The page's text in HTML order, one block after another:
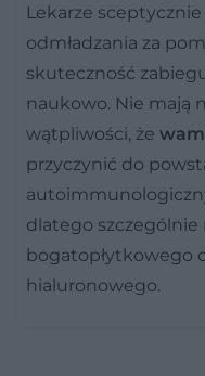
Lekarze
odmładzania za
skuteczność
naukowo. Nie mają
wątpliwości, że
przyczynić do
dlatego szczególnie
bogatopłytkowego
hialuronowego.